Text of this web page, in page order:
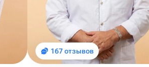
167 отзывов